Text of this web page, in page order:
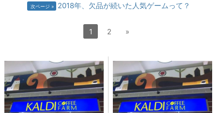
次ページ 2018年、欠品が続いた人気ゲームって？
1 2 »